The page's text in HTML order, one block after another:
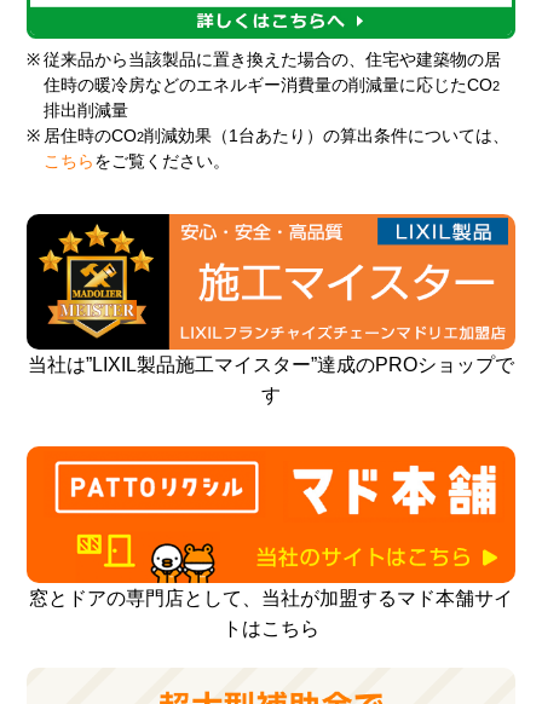
※ 従来品から当該製品に置き換えた場合の、住宅や建築物の居
住時の暖冷房などのエネルギー消費量の削減量に応じたCO2
排出削減量
※ 居住時のCO2削減効果（1台あたり）の算出条件については、
こちら をご覧ください。
当社は”LIXIL製品施工マイスター”達成のPROショップで
す
窓とドアの専門店として、当社が加盟するマド本舗サイ
トはこちら